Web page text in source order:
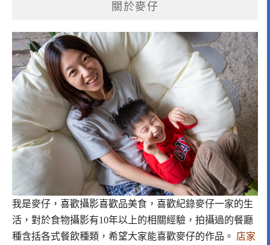
關於麥仔
我是麥仔，喜歡攝影喜歡品美食，喜歡紀錄麥仔一家的生
活，對於食物攝影有10年以上的相關經驗，拍攝過的餐廳
種含括各式餐飲種類，希望大家能喜歡麥仔的作品。 店家